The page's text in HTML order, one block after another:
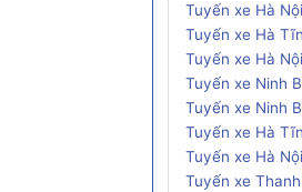
Tuyến xe Hà
Tuyến xe Hà
Tuyến xe Hà
Tuyến xe Ninh
Tuyến xe Ninh
Tuyến xe Hà
Tuyến xe Hà
Tuyến xe